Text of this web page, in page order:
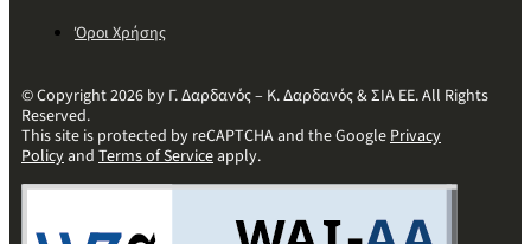
Όροι Χρήσης
© Copyright 2026 by Γ. Δαρδανός – Κ. Δαρδανός & ΣΙΑ ΕΕ. All Rights
Reserved.
This site is protected by reCAPTCHA and the GooglePrivacy
Policyand Terms of Serviceapply.